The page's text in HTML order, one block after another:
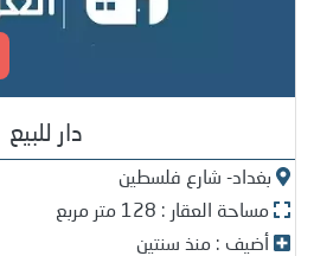
دار للبيع
بغداد- شارع فلسطين
مساحة العقار : 128 متر مربع
أضيف : منذ سنتين